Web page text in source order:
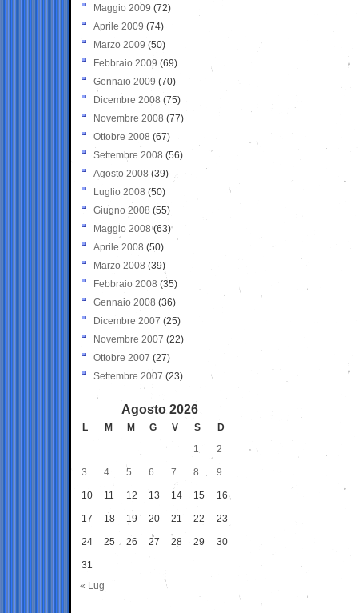
Maggio 2009 (72)
Aprile 2009 (74)
Marzo 2009 (50)
Febbraio 2009 (69)
Gennaio 2009 (70)
Dicembre 2008 (75)
Novembre 2008 (77)
Ottobre 2008 (67)
Settembre 2008 (56)
Agosto 2008 (39)
Luglio 2008 (50)
Giugno 2008 (55)
Maggio 2008(63)
Aprile 2008 (50)
Marzo 2008 (39)
Febbraio 2008 (35)
Gennaio 2008 (36)
Dicembre 2007 (25)
Novembre 2007 (22)
Ottobre 2007 (27)
Settembre 2007 (23)
Agosto 2026
L M M G V S
D
1
2
3 4 5 6 7 8 9
10 11 12 13 14 15 16
17 18 19 20 21 22 23
24 25 26 27 28 29 30
31
« Lug